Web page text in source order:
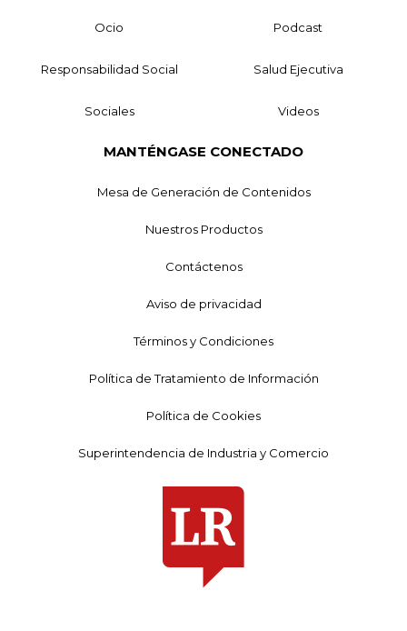
Ocio Podcast
Responsabilidad Social Salud Ejecutiva
Sociales Videos
MANTÉNGASE CONECTADO
Mesa de Generación de Contenidos
Nuestros Productos
Contáctenos
Aviso de privacidad
Términos y Condiciones
Política de Tratamiento de Información
Política de Cookies
Superintendencia de Industria y Comercio